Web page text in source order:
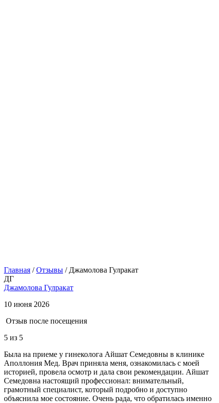
Главная /Отзывы / Джамолова Гулракат
ДГ
Джамолова Гулракат
10 июня 2026
Отзыв после посещения
5 из 5
Была на приеме у гинеколога Айшат Семедовны в клинике
Аполлония Мед. Врач приняла меня, ознакомилась с моей
историей, провела осмотр и дала свои рекомендации. Айшат
Семедовна настоящий профессионал: внимательный,
грамотный специалист, который подробно и доступно
объяснила мое состояние. Очень рада, что обратилась именно